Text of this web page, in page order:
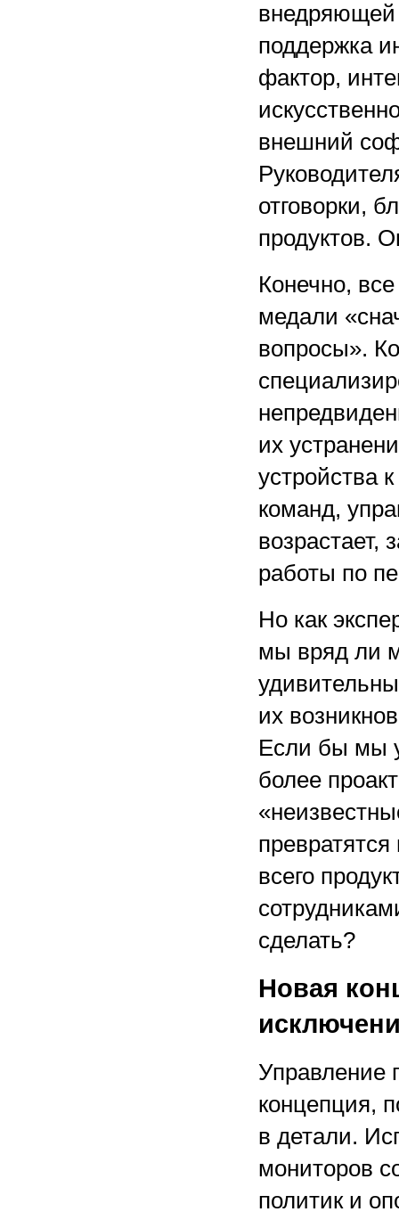
внедряющей
поддержка
фактор,
внешний
отговорки,
продуктов.
Конечно,
медали
вопросы».
их
устройства
команд,
возрастает,
работы по
Но как
мы вряд ли
их
Если бы мы
более
всего
сделать?
Новая
Управление
концепция,
в детали.
мониторов
политик и